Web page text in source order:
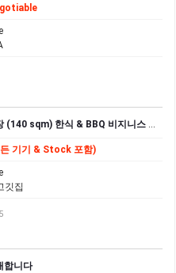
1,280. [WIWO] 거의 새 장비 & 넓은 매장 (140 sqm) 한식 & BBQ 비지니스 급매
기기 & Stock 포함)
깃집
합니다